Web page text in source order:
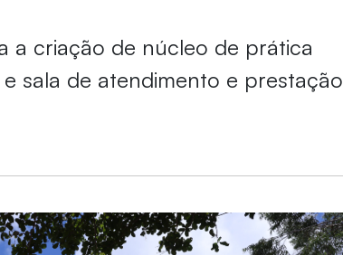
a criação de núcleo de prática
sala de atendimento e prestação